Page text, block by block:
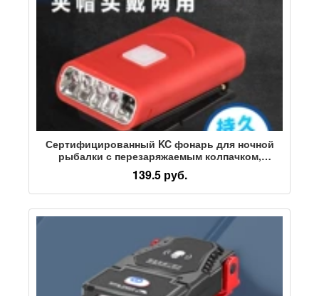
Сертифицированный KC фонарь для ночной
рыбалки с перезаряжаемым колпачком,
длительное время автономной работы, фонарь
для рыбалки на открытом воздухе,
светодиодный датчик наклона фары
139.5 руб.